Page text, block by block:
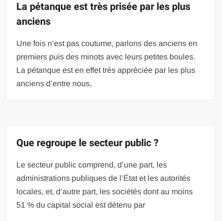
La pétanque est très prisée par les plus
anciens
Une fois n’est pas coutume, parlons des anciens en
premiers puis des minots avec leurs petites boules.
La pétanque est en effet très appréciée par les plus
anciens d’entre nous,
Que regroupe le secteur public ?
Le secteur public comprend, d’une part, les
administrations publiques de l’État et les autorités
locales, et, d’autre part, les sociétés dont au moins
51 % du capital social est détenu par